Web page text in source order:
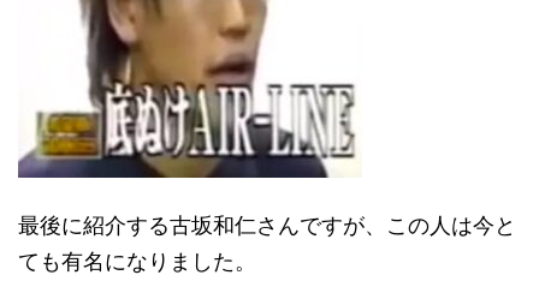
最後に紹介する古坂和仁さんですが、この人は今と
ても有名になりました。